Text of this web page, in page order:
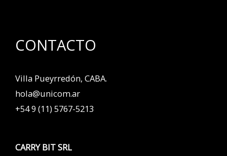
CONTACTO
Villa Pueyrredón, CABA.
hola@unicom.ar
+54 9 (11) 5767-5213
CARRY BIT SRL